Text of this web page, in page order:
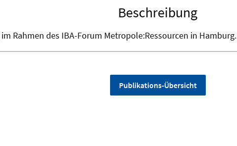
Beschreibung
Rahmen des IBA-Forum Metropole:Ressourcen in Hamburg.
Publikations-Übersicht